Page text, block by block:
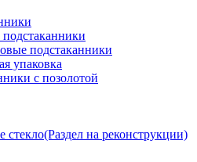
подстаканники
упаковка
с позолотой
стекло(Раздел на реконструкции)